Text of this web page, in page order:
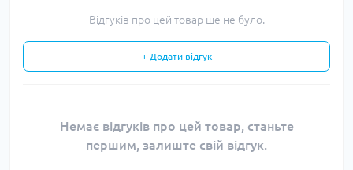
Відгуків про цей товар ще не було.
+ Додати відгук
Немає відгуків про цей товар, станьте
першим, залиште свій відгук.